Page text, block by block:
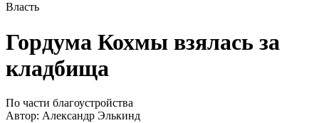
Власть
Гордума Кохмы взялась за
кладбища
По части благоустройства
Автор: Александр Элькинд